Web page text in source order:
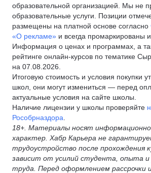
образовательной организацией. Мы не
образовательные услуги. Позиции
размещены на платной основе согласно
«О рекламе» и всегда промаркированы
Информация о ценах и программах, а
рейтинге онлайн-курсов по тематике
на 07.08.2026.
Итоговую стоимость и условия покупки
школ, они могут измениться — перед
актуальные условия на сайте школы.
Наличие лицензии у школы проверяйте
Рособрназдора
18+. Материалы носят
характер. Хабр Карьера не
трудоустройство после прохождения
зависит от усилий студента, опыта и
труда. Перед оформлением рассрочки